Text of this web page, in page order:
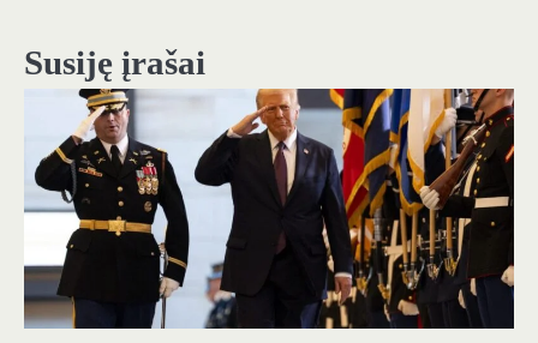
Susiję įrašai